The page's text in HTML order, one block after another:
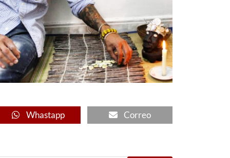
Whastapp Correo